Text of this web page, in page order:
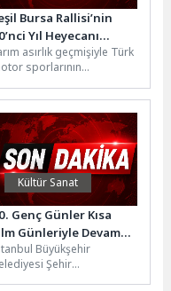
Bursa Rallisi’nin
Yıl Heyecanı
Kalbi
asırlık geçmişiyle Türk
sporlarının
olan Yeşil Bursa
Kültür Sanat
Genç Günler Kısa
Günleriyle Devam
Büyükşehir
Şehir